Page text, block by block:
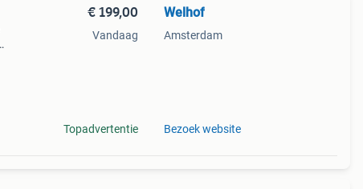
€ 199,00
Vandaag
Topadvertentie
Welhof
Amsterdam
Bezoek website